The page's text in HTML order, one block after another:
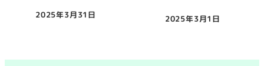
投稿日
2025年3月31日
投稿日
2025年3月1日